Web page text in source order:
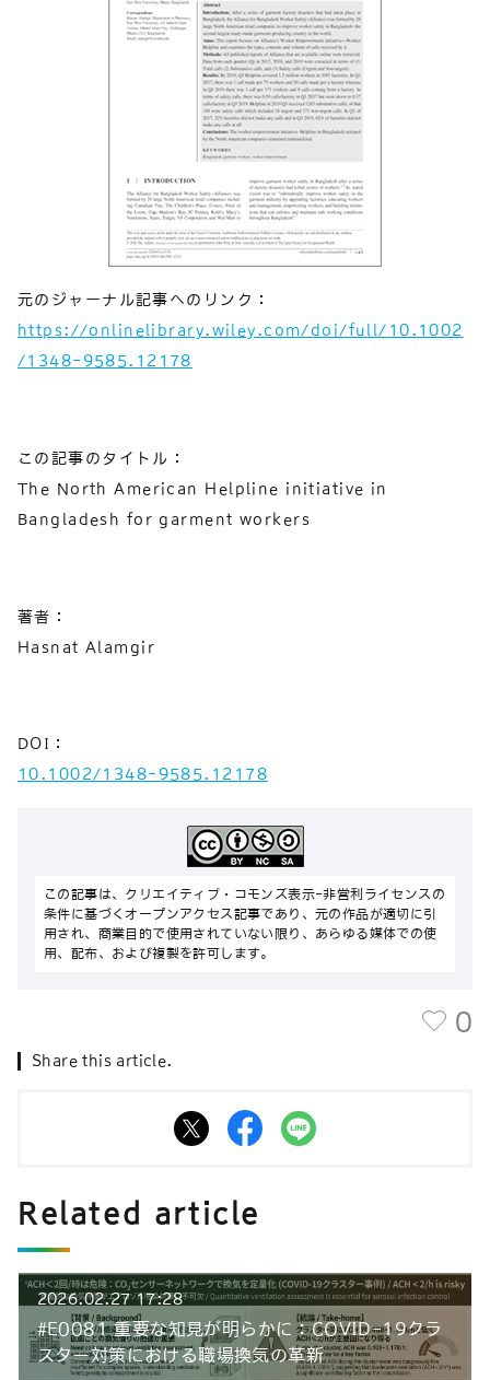
元のジャーナル記事へのリンク：
https://onlinelibrary.wiley.com/doi/full/10.1002
/1348-9585.12178
この記事のタイトル：
The North American Helpline initiative in
Bangladesh for garment workers
著者：
Hasnat Alamgir
DOI：
10.1002/1348-9585.12178
この記事は、クリエイティブ・コモンズ表示-非営利ライセンスの
条件に基づくオープンアクセス記事であり、元の作品が適切に引
用され、商業目的で使用されていない限り、あらゆる媒体での使
用、配布、および複製を許可します。
0
Share this article.
Related article
2026.02.27 17:28
#E0081 重要な知見が明らかに：COVID-19クラ
スター対策における職場換気の革新